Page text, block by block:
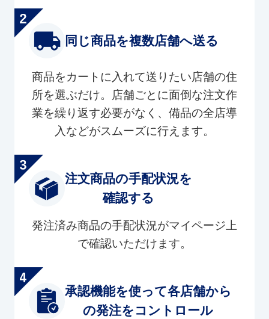
同じ商品を複数店舗へ送る
商品をカートに入れて送りたい店舗の住
所を選ぶだけ。店舗ごとに面倒な注文作
業を繰り返す必要がなく、備品の全店導
入などがスムーズに行えます。
注文商品の手配状況を
確認する
発注済み商品の手配状況がマイページ上
で確認いただけます。
承認機能を使って各店舗から
の発注をコントロール